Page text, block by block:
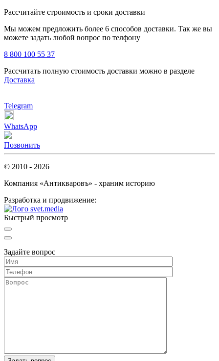
Рассчитайте строимость и сроки доставки
Мы можем предложить более 6 способов доставки. Так же вы
можете задать любой вопрос по телфону
8 800 100 55 37
Рассчитать полную стоимость доставки можно в разделе
Доставка
Telegram
WhatsApp
Позвонить
© 2010 - 2026
Компания «Антикваровъ» - храним историю
Разработка и продвижение:
Быстрый просмотр
Задайте вопрос